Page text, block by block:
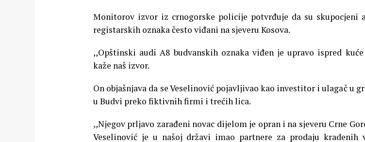
Monitorov izvor iz crnogorske policije potvrđuje da su skupocjeni
registarskih oznaka često viđani na sjeveru Kosova.
,,Opštinski audi A8 budvanskih oznaka viđen je upravo ispred kuće
kaže naš izvor.
On objašnjava da se Veselinović pojavljivao kao investitor i ulagač u
u Budvi preko fiktivnih firmi i trećih lica.
,,Njegov prljavo zarađeni novac dijelom je opran i na sjeveru Crne
Veselinović je u našoj državi imao partnere za prodaju kradenih